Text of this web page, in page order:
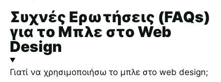
Συχνές Ερωτήσεις (FAQs)
για το Μπλε στο Web
Design
Γιατί να χρησιμοποιήσω το μπλε στο web design;